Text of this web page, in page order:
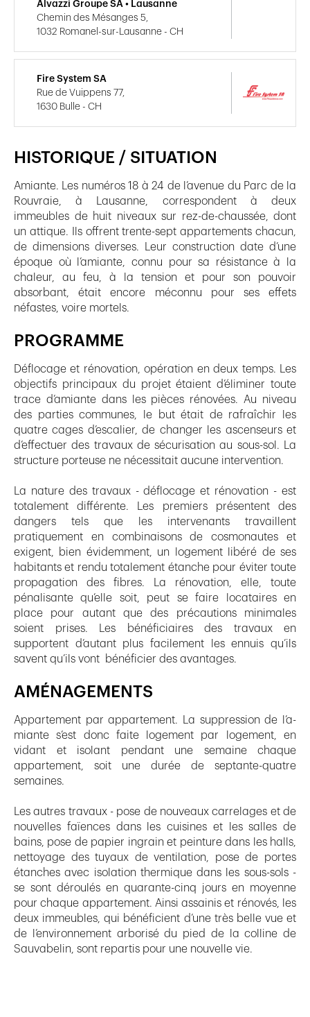
HISTORIQUE / SITUATION
Amiante. Les numéros 18 à 24 de l’avenue du Parc de la
Rouvraie, à Lausanne, correspondent à deux
immeubles de huit niveaux sur rez-de-chaussée, dont
un attique. Ils offrent trente-sept appartements chacun,
de dimensions diverses. Leur construction date d’une
époque où l’amiante, connu pour sa résistance à la
chaleur, au feu, à la tension et pour son pouvoir
absorbant, était encore méconnu pour ses effets
néfastes, voire mortels.
PROGRAMME
Déflocage et rénovation, opération en deux temps. Les
objectifs principaux du projet étaient d’éliminer toute
trace d’amiante dans les pièces rénovées. Au niveau
des parties communes, le but était de rafraîchir les
quatre cages d’escalier, de changer les ascenseurs et
d’effectuer des travaux de sécurisation au sous-sol. La
structure porteuse ne nécessitait aucune intervention.
La nature des travaux - déflocage et rénovation - est
totalement différente. Les premiers présentent des
dangers tels que les intervenants travaillent
pratiquement en combinaisons de cosmonautes et
exigent, bien évidemment, un logement libéré de ses
habitants et rendu totalement étanche pour éviter toute
propagation des fibres. La rénovation, elle, toute
pénalisante qu’elle soit, peut se faire locataires en
place pour autant que des précautions minimales
soient prises. Les bénéficiaires des travaux en
supportent d’autant plus facilement les ennuis qu’ils
savent qu’ils vont bénéficier des avantages.
AMÉNAGEMENTS
Appartement par appartement. La suppression de l’a-
miante s’est donc faite logement par logement, en
vidant et isolant pendant une semaine chaque
appartement, soit une durée de septante-quatre
semaines.
Les autres travaux - pose de nouveaux carrelages et de
nouvelles faïences dans les cuisines et les salles de
bains, pose de papier ingrain et peinture dans les halls,
nettoyage des tuyaux de ventilation, pose de portes
étanches avec isolation thermique dans les sous-sols -
se sont déroulés en quarante-cinq jours en moyenne
pour chaque appartement. Ainsi assainis et rénovés, les
deux immeubles, qui bénéficient d’une très belle vue et
de l’environnement arborisé du pied de la colline de
Sauvabelin, sont repartis pour une nouvelle vie.
Alvazzi Groupe SA • Lausanne
Chemin des Mésanges 5,
1032 Romanel-sur-Lausanne - CH
Fire System SA
Rue de Vuippens 77,
1630 Bulle - CH